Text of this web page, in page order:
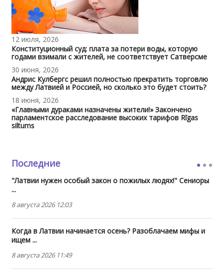
12 июля, 2026
Конституционный суд: плата за потери воды, которую
годами взимали с жителей, не соответствует Сатверсме
30 июня, 2026
Андрис Кулбергс решил полностью прекратить торговлю
между Латвией и Россией, но сколько это будет стоить?
18 июня, 2026
«Главными дураками назначены жители!» Закончено
парламентское расследование высоких тарифов Rīgas
siltums
Последние
"Латвии нужен особый закон о пожилых людях!" Сениоры
...
8 августа 2026 12:03
Когда в Латвии начинается осень? Разоблачаем мифы и
ищем ...
8 августа 2026 11:49